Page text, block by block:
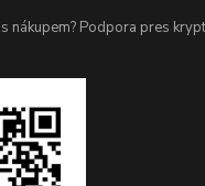
nákupem? Podpora pres